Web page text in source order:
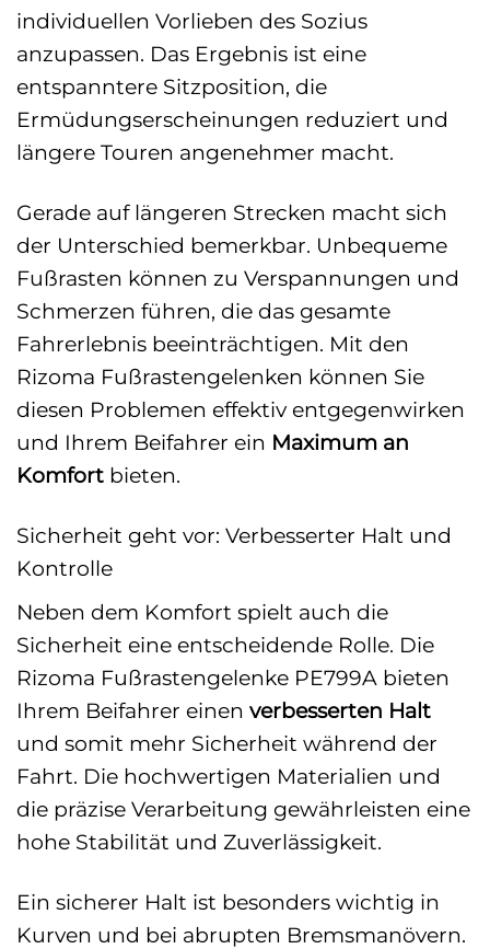
individuellen Vorlieben des Sozius
anzupassen. Das Ergebnis ist eine
entspanntere Sitzposition, die
Ermüdungserscheinungen reduziert und
längere Touren angenehmer macht.
Gerade auf längeren Strecken macht sich
der Unterschied bemerkbar. Unbequeme
Fußrasten können zu Verspannungen und
Schmerzen führen, die das gesamte
Fahrerlebnis beeinträchtigen. Mit den
Rizoma Fußrastengelenken können Sie
diesen Problemen effektiv entgegenwirken
und Ihrem Beifahrer ein Maximum an
Komfort bieten.
Sicherheit geht vor: Verbesserter Halt und
Kontrolle
Neben dem Komfort spielt auch die
Sicherheit eine entscheidende Rolle. Die
Rizoma Fußrastengelenke PE799A bieten
Ihrem Beifahrer einen verbesserten Halt
und somit mehr Sicherheit während der
Fahrt. Die hochwertigen Materialien und
die präzise Verarbeitung gewährleisten eine
hohe Stabilität und Zuverlässigkeit.
Ein sicherer Halt ist besonders wichtig in
Kurven und bei abrupten Bremsmanövern.